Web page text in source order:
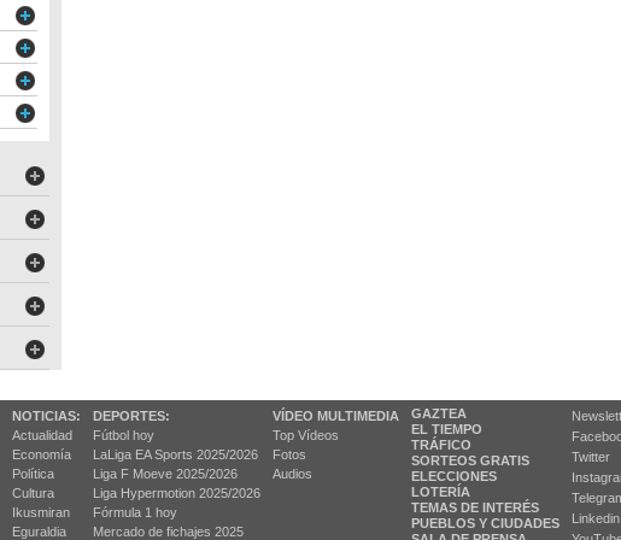
NOTICIAS:
Actualidad
Economía
Política
Cultura
Ikusmiran
Eguraldia
DEPORTES:
Fútbol hoy
LaLiga EA Sports 2025/2026
Liga F Moeve 2025/2026
Liga Hypermotion 2025/2026
Fórmula 1 hoy
Mercado de fichajes 2025
VÍDEO MULTIMEDIA
Top Vídeos
Fotos
Audios
GAZTEA
EL TIEMPO
TRÁFICO
SORTEOS GRATIS
ELECCIONES
LOTERÍA
TEMAS DE INTERÉS
PUEBLOS Y CIUDADES
Twitter
Linkedin